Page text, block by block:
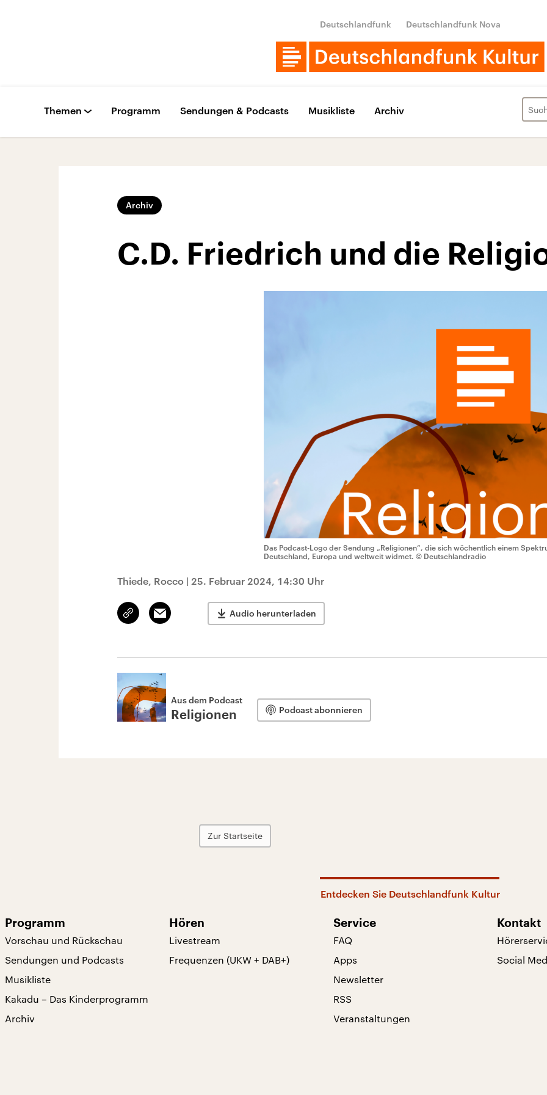
Deutschlandfunk Deutschlandfunk Nova
Themen Programm Sendungen & Podcasts Musikliste Archiv
Archiv
C.D. Friedrich und die
Das Podcast-Logo der Sendung „Religionen“, die sich wöchentlich einem
Deutschland, Europa und weltweit widmet. © Deutschlandradio
Thiede, Rocco | 25. Februar 2024, 14:30 Uhr
Link
kopieren/teilen
Email Audio herunterladen
Aus dem Podcast
Religionen Podcast abonnieren
Zur Startseite
Entdecken Sie Deutschlandfunk Kultur
Programm
Vorschau und Rückschau
Sendungen und Podcasts
Musikliste
Kakadu – Das Kinderprogramm
Archiv
Hören
Livestream
Frequenzen (UKW + DAB+)
Service
FAQ
Apps
Newsletter
RSS
Veranstaltungen
Kontakt
Social